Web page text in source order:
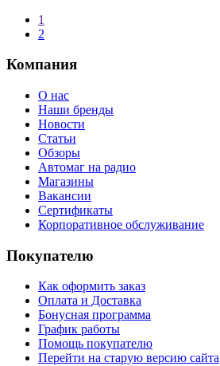
1
2
Компания
О нас
Наши бренды
Новости
Статьи
Обзоры
Автомаг на радио
Магазины
Вакансии
Сертификаты
Корпоративное обслуживание
Покупателю
Как оформить заказ
Оплата и Доставка
Бонусная программа
График работы
Помощь покупателю
Перейти на старую версию сайта